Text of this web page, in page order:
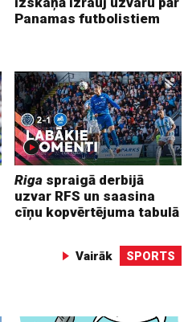
Panamas futbolistiem
Riga spraigā derbijā
uzvar RFS un saasina
cīņu kopvērtējuma tabulā
Vairāk SPORTS